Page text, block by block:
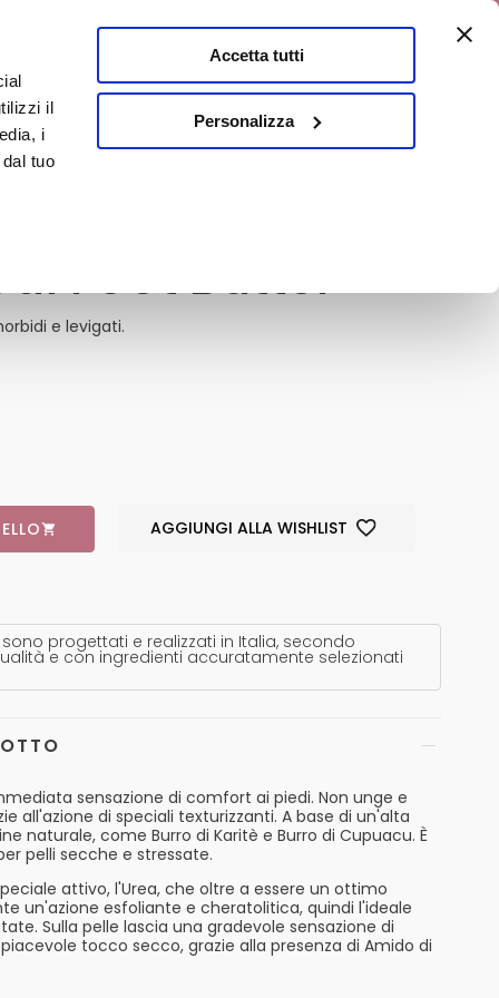
il
i
tuo
Accetta tutti
Personalizza
Foot Butter
e levigati.
AGGIUNGI ALLA WISHLIST
progettati e realizzati in Italia, secondo
e con ingredienti accuratamente selezionati
sensazione di comfort ai piedi. Non unge e
all'azione di speciali texturizzanti. A base di un'alta
naturale, come Burro di Karitè e Burro di Cupuacu. È
pelli secche e stressate.
attivo, l'Urea, che oltre a essere un ottimo
un'azione esfoliante e cheratolitica, quindi l'ideale
Sulla pelle lascia una gradevole sensazione di
tocco secco, grazie alla presenza di Amido di